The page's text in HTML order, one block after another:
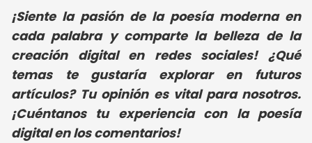
¡Siente la pasión de la poesía moderna en
cada palabra y comparte la belleza de la
creación digital en redes sociales! ¿Qué
temas te gustaría explorar en futuros
artículos? Tu opinión es vital para nosotros.
¡Cuéntanos tu experiencia con la poesía
digital en los comentarios!